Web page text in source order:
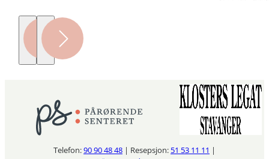
Telefon:90 90 48 48 | Resepsjon: 51 53 11 11 |